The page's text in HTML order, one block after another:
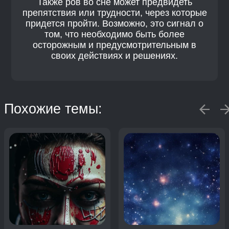
Также ров во сне может предвидеть
препятствия или трудности, через которые
придется пройти. Возможно, это сигнал о
том, что необходимо быть более
осторожным и предусмотрительным в
своих действиях и решениях.
Похожие темы: